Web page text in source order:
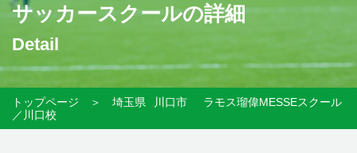
サッカースクールの詳細
Detail
トップページ ＞ 埼玉県 川口市
ラモス瑠偉MESSEスクール
／川口校